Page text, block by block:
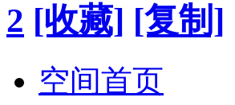
2 [收藏] [复制]
空间首页